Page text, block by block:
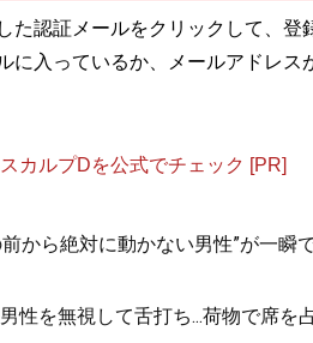
認証メールをクリックして、登
入っているか、メールアドレス
カルプDを公式でチェック [PR]
から絶対に動かない男性”が一瞬
を無視して舌打ち...荷物で席を